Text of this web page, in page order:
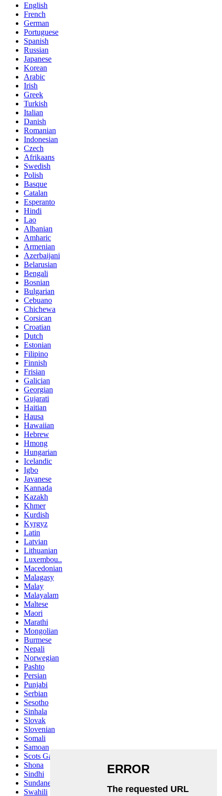
English
French
German
Portuguese
Spanish
Russian
Japanese
Korean
Arabic
Irish
Greek
Turkish
Italian
Danish
Romanian
Indonesian
Czech
Afrikaans
Swedish
Polish
Basque
Catalan
Esperanto
Hindi
Lao
Albanian
Amharic
Armenian
Azerbaijani
Belarusian
Bengali
Bosnian
Bulgarian
Cebuano
Chichewa
Corsican
Croatian
Dutch
Estonian
Filipino
Finnish
Frisian
Galician
Georgian
Gujarati
Haitian
Hausa
Hawaiian
Hebrew
Hmong
Hungarian
Icelandic
Igbo
Javanese
Kannada
Kazakh
Khmer
Kurdish
Kyrgyz
Latin
Latvian
Lithuanian
Luxembou..
Macedonian
Malagasy
Malay
Malayalam
Maltese
Maori
Marathi
Mongolian
Burmese
Nepali
Norwegian
Pashto
Persian
Punjabi
Serbian
Sesotho
Sinhala
Slovak
Slovenian
Somali
Samoan
Scots Gaelic
Shona
Sindhi
Sundanese
Swahili